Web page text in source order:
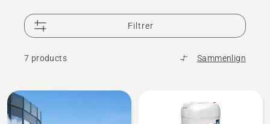
Filtrer
7 products Sammenlign
Alle
produkter